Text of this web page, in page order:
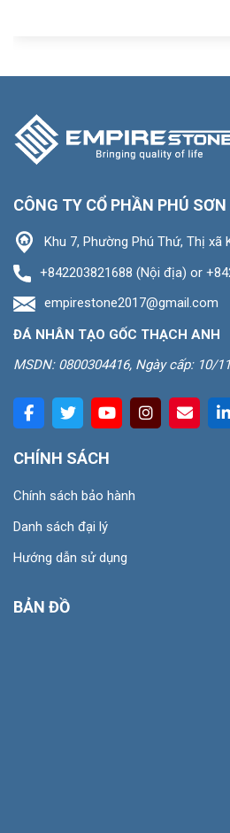
CÔNG TY CỔ PHẦN PHÚ SƠN
Khu 7, Phường Phú Thứ, Thị xã
+842203821688 (Nội địa) or
empirestone2017@gmail.com
ĐÁ NHÂN TẠO GỐC THẠCH ANH
MSDN: 0800304416, Ngày cấp: 10/
CHÍNH SÁCH
Chính sách bảo hành
Danh sách đại lý
Hướng dẫn sử dụng
BẢN ĐỒ